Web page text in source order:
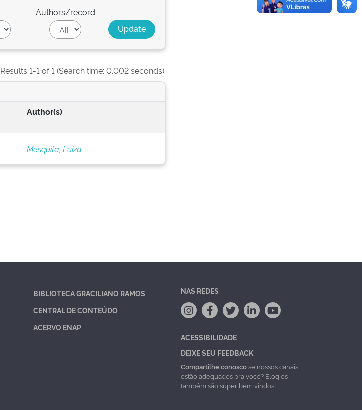
Authors/record
Results 1-1 of 1 (Search time: 0.002 seconds).
Author(s)
Mesquita, Luiza
BIBLIOTECA GRACILIANO RAMOS
CENTRAL DE CONTEÚDO
ACERVO ENAP
NAS REDES
ACESSIBILIDADE
DEIXE SEU FEEDBACK
Compartilhe conoscose nossos canais
estão adequados pra você? Elogios
também são super bem vindos!